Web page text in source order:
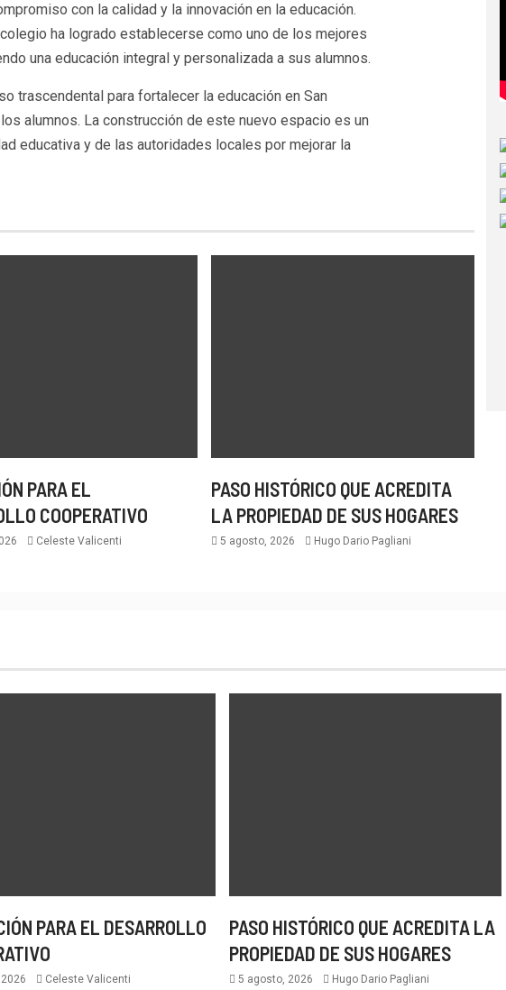
con la calidad y la innovación en la educación.
ha logrado establecerse como uno de los mejores
una educación integral y personalizada a sus alumnos.
trascendental para fortalecer la educación en San
alumnos. La construcción de este nuevo espacio es un
educativa y de las autoridades locales por mejorar la
PARA EL
COOPERATIVO
Celeste Valicenti
PASO HISTÓRICO QUE ACREDITA
LA PROPIEDAD DE SUS HOGARES
5 agosto, 2026 Hugo Dario Pagliani
PARA EL DESARROLLO
Celeste Valicenti
PASO HISTÓRICO QUE ACREDITA LA
PROPIEDAD DE SUS HOGARES
5 agosto, 2026 Hugo Dario Pagliani